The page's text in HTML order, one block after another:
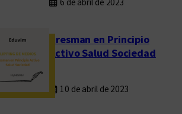
Presman en Principio
Activo Salud Sociedad
10 de abril de 2023